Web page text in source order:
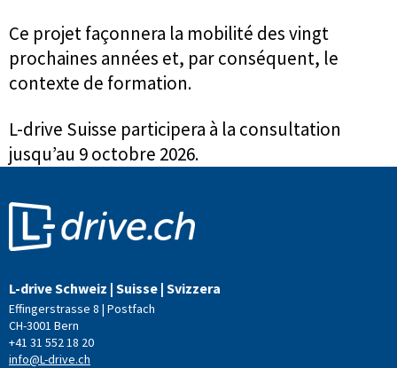
Ce projet façonnera la mobilité des vingt
prochaines années et, par conséquent, le
contexte de formation.
L-drive Suisse participera à la consultation
jusqu’au 9 octobre 2026.
L-drive Schweiz | Suisse | Svizzera
Effingerstrasse 8 | Postfach
CH-3001 Bern
+41 31 552 18 20
info@L-drive.ch